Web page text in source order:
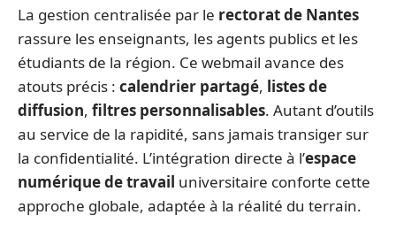
La gestion centralisée par le rectorat de Nantes
rassure les enseignants, les agents publics et les
étudiants de la région. Ce webmail avance des
atouts précis : calendrier partagé, listes de
diffusion, filtres personnalisables. Autant d’outils
au service de la rapidité, sans jamais transiger sur
la confidentialité. L’intégration directe à l’espace
numérique de travail universitaire conforte cette
approche globale, adaptée à la réalité du terrain.